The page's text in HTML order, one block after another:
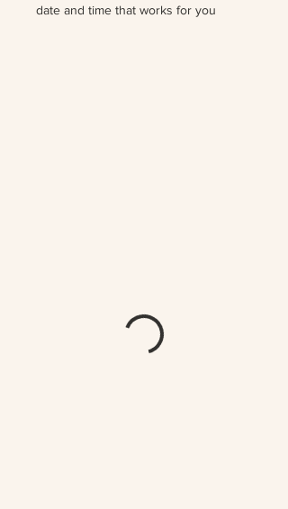
date and time that works for you